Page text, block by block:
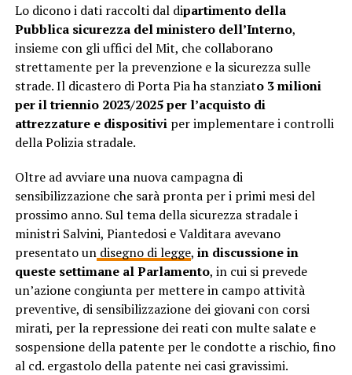
Lo dicono i dati raccolti dal dipartimento della
Pubblica sicurezza del ministero dell’Interno,
insieme con gli uffici del Mit, che collaborano
strettamente per la prevenzione e la sicurezza sulle
strade. Il dicastero di Porta Pia ha stanziato 3 milioni
per il triennio 2023/2025 per l’acquisto di
attrezzature e dispositiviper implementare i controlli
della Polizia stradale.
Oltre ad avviare una nuova campagna di
sensibilizzazione che sarà pronta per i primi mesi del
prossimo anno. Sul tema della sicurezza stradale i
ministri Salvini, Piantedosi e Valditara avevano
presentato undisegno di legge, in discussione in
queste settimane al Parlamento, in cui si prevede
un’azione congiunta per mettere in campo attività
preventive, di sensibilizzazione dei giovani con corsi
mirati, per la repressione dei reati con multe salate e
sospensione della patente per le condotte a rischio, fino
al cd. ergastolo della patente nei casi gravissimi.